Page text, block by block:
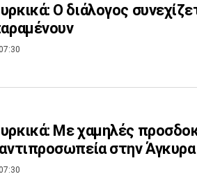
Ο διάλογος
Με χαμηλές
στην Άγκυρα